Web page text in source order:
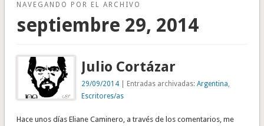
NAVEGANDO POR EL ARCHIVO
septiembre 29, 2014
Julio Cortázar
29/09/2014 | Entradas archivadas:Argentina
Escritores/as
Hace unos días Eliane Caminero, a través de los comentarios, me